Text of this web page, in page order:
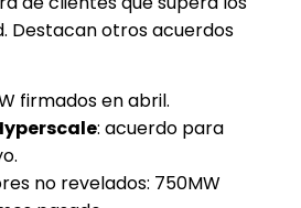
Destacan otros acuerdos
firmados en abril.
: acuerdo para
no revelados: 750MW